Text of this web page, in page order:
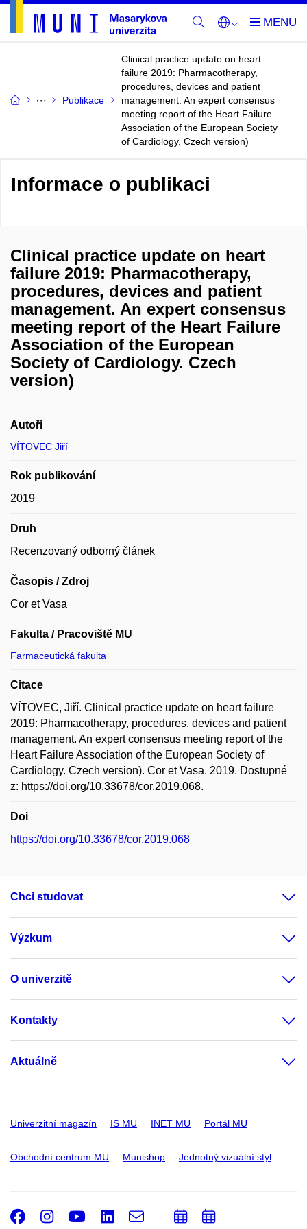
Publikace
Clinical practice update on heart
failure 2019: Pharmacotherapy,
procedures, devices and patient
management. An expert consensus
meeting report of the Heart Failure
Association of the European Society
of Cardiology. Czech version)
Informace o publikaci
Clinical practice update on heart
failure 2019: Pharmacotherapy,
procedures, devices and patient
management. An expert consensus
meeting report of the Heart Failure
Association of the European
Society of Cardiology. Czech
version)
Autoři
VÍTOVEC Jiří
Rok publikování
2019
Druh
Recenzovaný odborný článek
Časopis / Zdroj
Cor et Vasa
Fakulta / Pracoviště MU
Farmaceutická fakulta
Citace
VÍTOVEC, Jiří. Clinical practice update on heart failure
2019: Pharmacotherapy, procedures, devices and patient
management. An expert consensus meeting report of the
Heart Failure Association of the European Society of
Cardiology. Czech version). Cor et Vasa. 2019. Dostupné
z: https://doi.org/10.33678/cor.2019.068.
Doi
https://doi.org/10.33678/cor.2019.068
Chci studovat
Výzkum
O univerzitě
Kontakty
Aktuálně
Univerzitní magazín IS MU INET MU Portál MU
Obchodní centrum MU Munishop Jednotný vizuální styl
Facebook
Instagram
Youtube
LinkedIn
e-
PřidatPřidat